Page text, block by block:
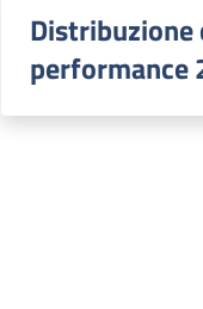
Distribuzione
performance